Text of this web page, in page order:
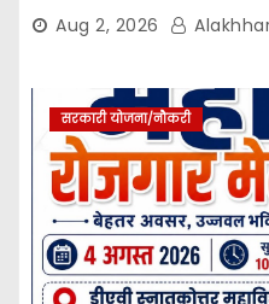
Aug 2, 2026
सरकारी योजना/नौकरी